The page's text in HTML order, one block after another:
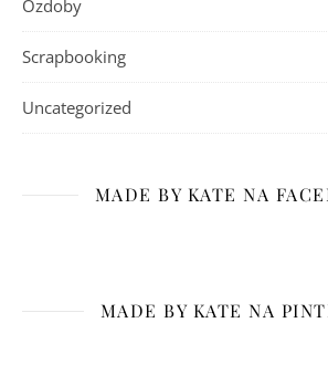
Ozdoby
Scrapbooking
Uncategorized
MADE BY KATE NA
MADE BY KATE NA